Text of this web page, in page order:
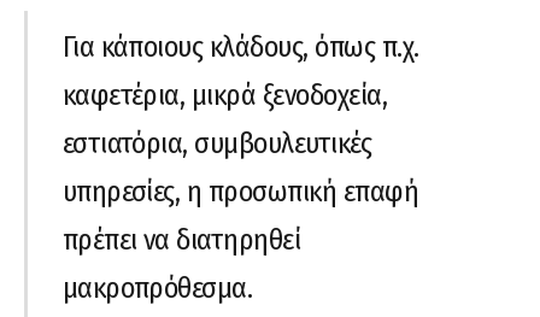
Για κάποιους κλάδους, όπως π.χ.
καφετέρια, μικρά ξενοδοχεία,
εστιατόρια, συμβουλευτικές
υπηρεσίες, η προσωπική επαφή
πρέπει να διατηρηθεί
μακροπρόθεσμα.